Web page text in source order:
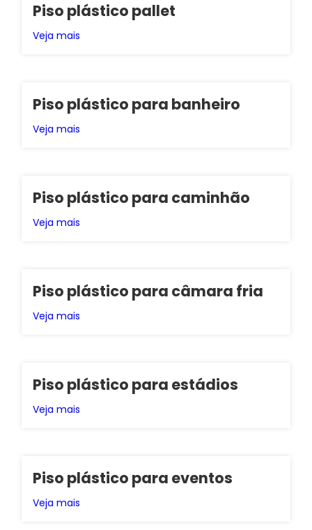
Piso plástico pallet
Veja mais
Piso plástico para banheiro
Veja mais
Piso plástico para caminhão
Veja mais
Piso plástico para câmara fria
Veja mais
Piso plástico para estádios
Veja mais
Piso plástico para eventos
Veja mais